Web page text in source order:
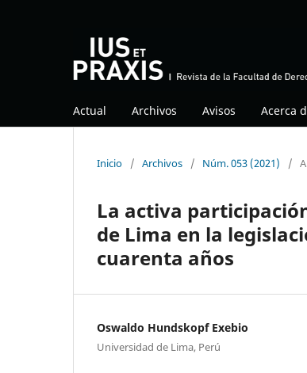
Actual Archivos Avisos Acerca
Inicio / Archivos / Núm. 053 (2021) /
La activa
de Lima en la
cuarenta años
Oswaldo Hundskopf Exebio
Universidad de Lima, Perú